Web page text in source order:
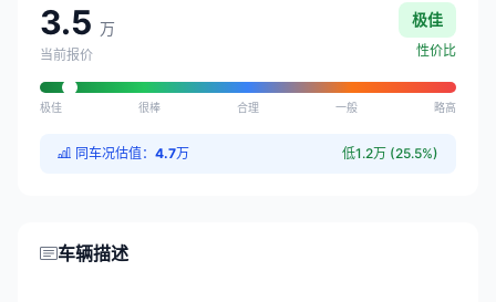
3.5 万
当前报价
极佳
性价比
极佳 很棒 合理 一般 略高
同车况估值： 4.7万 低1.2万 (25.5%)
车辆描述